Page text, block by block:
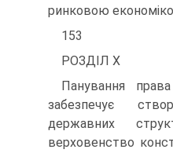
ринковою
153
РОЗДІЛ X
Панування
забезпечує
державних
верховенство